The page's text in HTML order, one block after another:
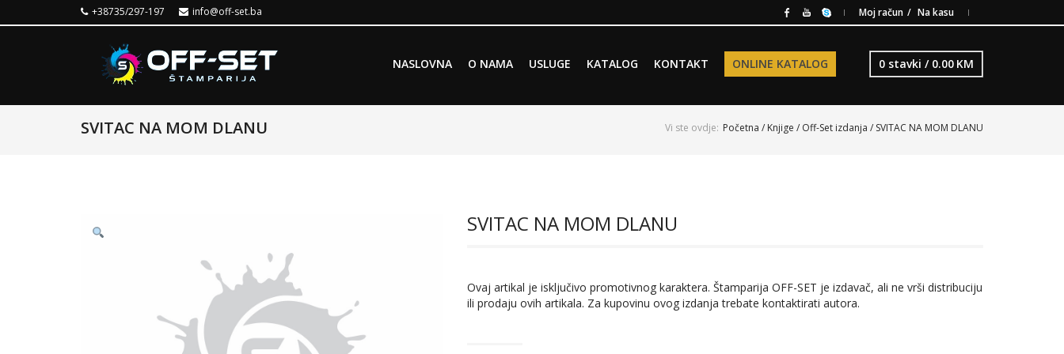
+38735/297-197 info@off-set.ba Moj račun Na kasu
Skip to primary content
Skip to secondary content
NASLOVNA O NAMA USLUGE KATALOG KONTAKT ONLINE KATALOG 0 stavki / 0.00 KM
SVITAC NA MOM DLANU Vi ste ovdje: Početna / Knjige / Off-Set izdanja / SVITAC NA MOM DLANU
SVITAC NA MOM DLANU
Ovaj artikal je isključivo promotivnog karaktera. Štamparija OFF-SET je izdavač, ali ne vrši distribuciju
ili prodaju ovih artikala. Za kupovinu ovog izdanja trebate kontaktirati autora.